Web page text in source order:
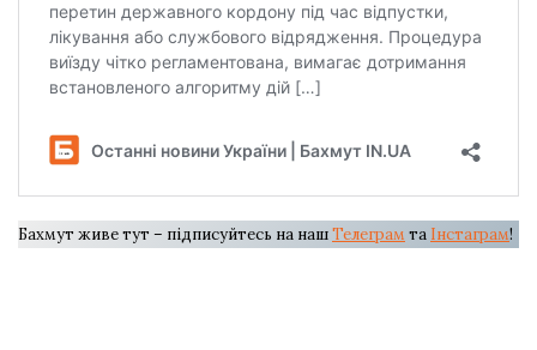
Бахмут живе тут – підписуйтесь на нашТелеграм та Інстаграм!